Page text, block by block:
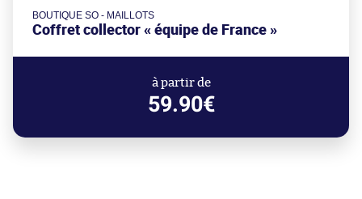
BOUTIQUE SO - MAILLOTS
Coffret collector « équipe de France »
à partir de
59.90€